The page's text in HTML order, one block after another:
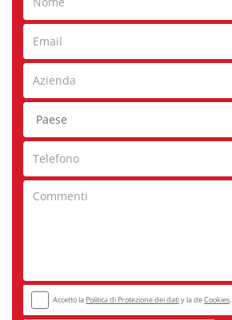
Accetto la Politica di Protezione dei datiy la deCookies.